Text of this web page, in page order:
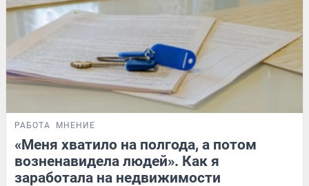
РАБОТА МНЕНИЕ
«Меня хватило на полгода, а потом
возненавидела людей». Как я
заработала на недвижимости